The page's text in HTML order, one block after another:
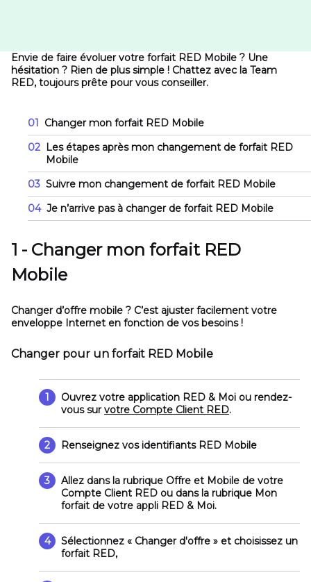
Envie de faire évoluer votre forfait RED Mobile ? Une
hésitation ? Rien de plus simple ! Chattez avec la Team
RED, toujours prête pour vous conseiller.
01 Changer mon forfait RED Mobile
02 Les étapes après mon changement de forfait RED
Mobile
03 Suivre mon changement de forfait RED Mobile
04 Je n’arrive pas à changer de forfait RED Mobile
1 - Changer mon forfait RED
Mobile
Changer d’offre mobile ? C’est ajuster facilement votre
enveloppe Internet en fonction de vos besoins !
Changer pour un forfait RED Mobile
1 Ouvrez votre application RED & Moi ou rendez-
vous survotre Compte Client RED.
2 Renseignez vos identifiants RED Mobile
3 Allez dans la rubrique Offre et Mobile de votre
Compte Client RED ou dans la rubrique Mon
forfait de votre appli RED & Moi.
4 Sélectionnez « Changer d'offre » et choisissez un
forfait RED,